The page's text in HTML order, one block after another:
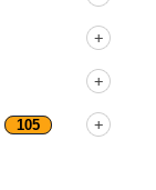
105